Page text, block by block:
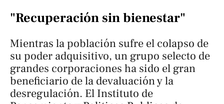
"Recuperación sin bienestar"
Mientras la población sufre el colapso de
su poder adquisitivo, un grupo selecto de
grandes corporaciones ha sido el gran
beneficiario de la devaluación y la
desregulación. El Instituto de